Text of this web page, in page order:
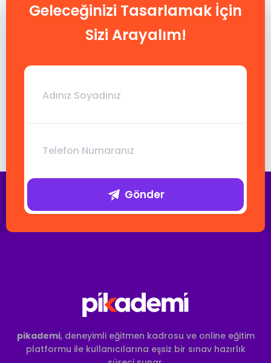
Geleceğinizi Tasarlamak İçin
Sizi Arayalım!
Gönder
pikademi, deneyimli eğitmen kadrosu ve online eğitim
platformu ile kullanıcılarına eşsiz bir sınav hazırlık